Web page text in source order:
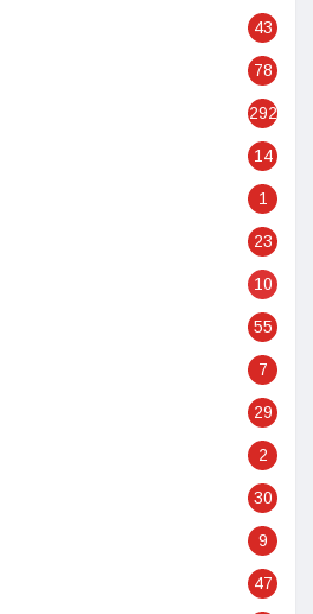
43
78
292
14
1
23
10
55
7
29
2
30
9
47